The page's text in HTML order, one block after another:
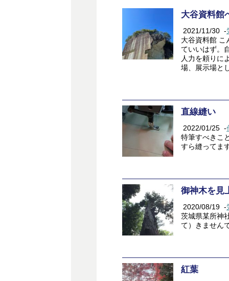
大谷資料館
2021/11/30 -
大谷資料館 こ
ていいはず。
人力を頼りに
場、展示場と
直線縫い
2022/01/25 -
特筆すべきこ
すら縫ってま
御神木を見
2020/08/19 -
茨城県某所神
て）きません
紅葉